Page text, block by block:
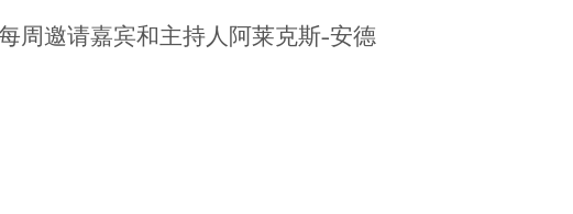
周邀请嘉宾和主持人阿莱克斯-安德